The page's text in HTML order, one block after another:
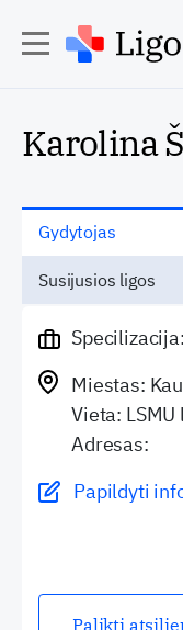
Karolina
Gydytojas
Susijusios ligos
Miestas:
Vieta:
Adresas:
Papildyti
Palikti